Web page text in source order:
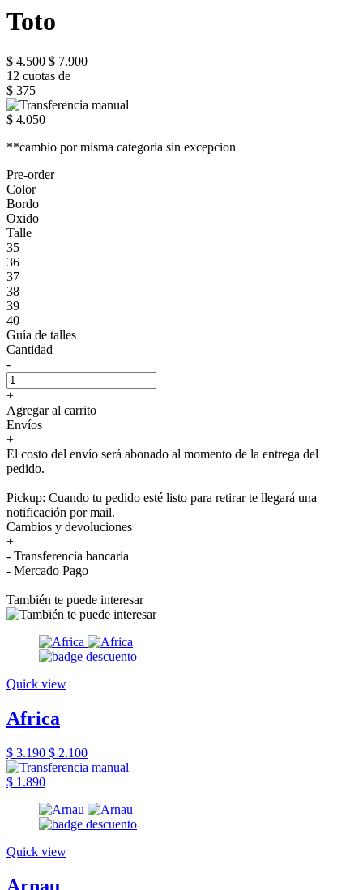
Toto
$ 4.500 $ 7.900
12 cuotas de
$ 375
$ 4.050
**cambio por misma categoria sin excepcion
Pre-order
Color
Bordo
Oxido
Talle
35
36
37
38
39
40
Guía de talles
Cantidad
-
+
Agregar al carrito
Envíos
+
El costo del envío será abonado al momento de la entrega del
pedido.
Pickup: Cuando tu pedido esté listo para retirar te llegará una
notificación por mail.
Cambios y devoluciones
+
- Transferencia bancaria
- Mercado Pago
También te puede interesar
Quick view
Africa
$ 3.190 $ 2.100
$ 1.890
Quick view
Arnau